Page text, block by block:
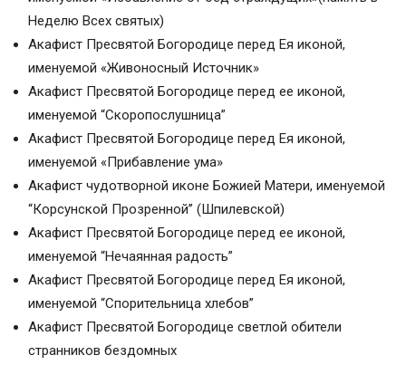
Неделю Всех святых)
Акафист Пресвятой Богородице перед Ея иконой,
именуемой «Живоносный Источник»
Акафист Пресвятой Богородице перед ее иконой,
именуемой “Скоропослушница”
Акафист Пресвятой Богородице перед Ея иконой,
именуемой «Прибавление ума»
Акафист чудотворной иконе Божией Матери, именуемой
“Корсунской Прозренной” (Шпилевской)
Акафист Пресвятой Богородице перед ее иконой,
именуемой “Нечаянная радость”
Акафист Пресвятой Богородице перед Ея иконой,
именуемой “Спорительница хлебов”
Акафист Пресвятой Богородице светлой обители
странников бездомных